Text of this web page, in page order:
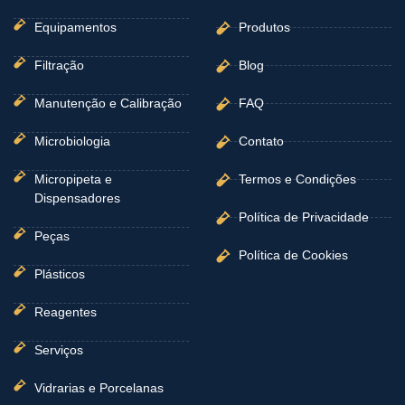
Equipamentos
Filtração
Manutenção e Calibração
Microbiologia
Micropipeta e
Dispensadores
Peças
Plásticos
Reagentes
Serviços
Vidrarias e Porcelanas
Produtos
Blog
FAQ
Contato
Termos e Condições
Política de Privacidade
Política de Cookies